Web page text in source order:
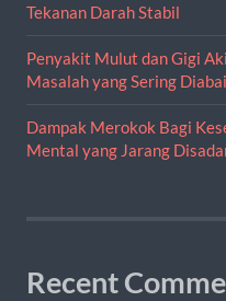
Tekanan Darah Stabil
Penyakit Mulut dan Gigi
Masalah yang Sering
Dampak Merokok Bagi
Mental yang Jarang
Recent